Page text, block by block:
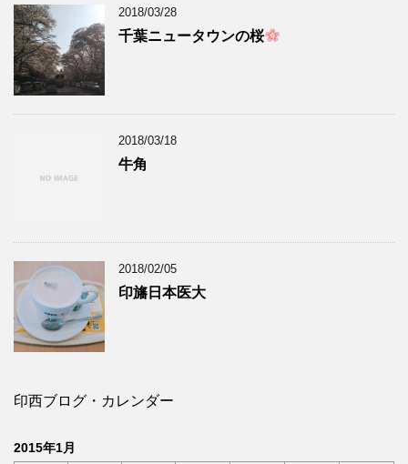
2018/03/28
千葉ニュータウンの桜
2018/03/18
牛角
2018/02/05
印旛日本医大
印西ブログ・カレンダー
2015年1月